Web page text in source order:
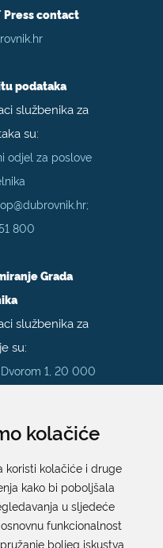
kolačiće
koristi kolačiće i druge
kako bi poboljšala
u sljedeće
funkcionalnost
boljeg iskustva
contact
podataka
službenika za
su:
odjel za poslove
;
800
Grada
službenika za
su:
1, 20 000
za sva
Dubrovnika
20000 Dubrovnik